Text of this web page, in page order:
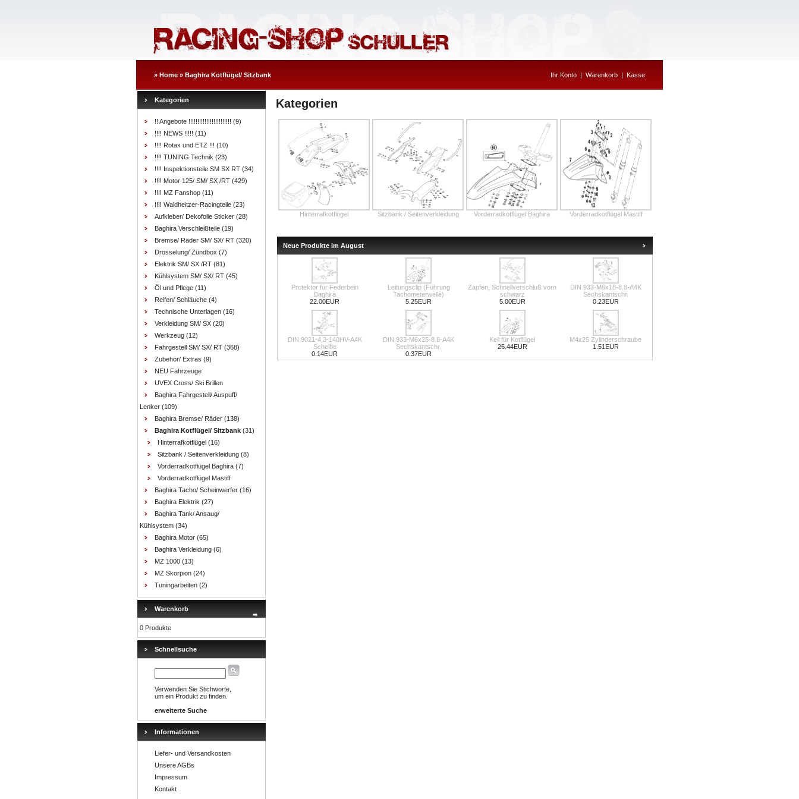
» Home » Baghira Kotflügel/ Sitzbank Ihr Konto | Warenkorb | Kasse
Kategorien
!! Angebote !!!!!!!!!!!!!!!!!!!!!!!! (9)
!!!! NEWS !!!!! (11)
!!!! Rotax und ETZ !!! (10)
!!!! TUNING Technik (23)
!!!! Inspektionsteile SM SX RT (34)
!!!! Motor 125/ SM/ SX /RT (429)
!!!! MZ Fanshop (11)
!!!! Waldheitzer-Racingteile (23)
Aufkleber/ Dekofolie Sticker (28)
Baghira Verschleißteile (19)
Bremse/ Räder SM/ SX/ RT (320)
Drosselung/ Zündbox (7)
Elektrik SM/ SX /RT (81)
Kühlsystem SM/ SX/ RT (45)
Öl und Pflege (11)
Reifen/ Schläuche (4)
Technische Unterlagen (16)
Verkleidung SM/ SX (20)
Werkzeug (12)
Fahrgestell SM/ SX/ RT (368)
Zubehör/ Extras (9)
NEU Fahrzeuge
UVEX Cross/ Ski Brillen
Baghira Fahrgestell/ Auspuff/
Lenker (109)
Baghira Bremse/ Räder (138)
Baghira Kotflügel/ Sitzbank (31)
Hinterrafkotflügel (16)
Sitzbank / Seitenverkleidung (8)
Vorderradkotflügel Baghira (7)
Vorderradkotflügel Mastiff
Baghira Tacho/ Scheinwerfer (16)
Baghira Elektrik (27)
Baghira Tank/ Ansaug/
Kühlsystem (34)
Baghira Motor (65)
Baghira Verkleidung (6)
MZ 1000 (13)
MZ Skorpion (24)
Tuningarbeiten (2)
Warenkorb
0 Produkte
Schnellsuche
Verwenden Sie Stichworte,
um ein Produkt zu finden.
erweiterte Suche
Informationen
Liefer- und Versandkosten
Unsere AGBs
Impressum
Kontakt
Kategorien
Hinterrafkotflügel Sitzbank / Seitenverkleidung Vorderradkotflügel Baghira Vorderradkotflügel Mastiff
Neue Produkte im August
Protektor für Federbein
Baghira
22.00EUR
Leitungsclip (Führung
Tachometerwelle)
5.25EUR
Zapfen, Schnellverschluß vorn
schwarz
5.00EUR
DIN 933-M6x18-8.8-A4K
Sechskantschr.
0.23EUR
DIN 9021-4,3-140HV-A4K
Scheibe
0.14EUR
DIN 933-M6x25-8.8-A4K
Sechskantschr.
0.37EUR
Keil für Kotflügel
26.44EUR
M4x25 Zylinderschraube
1.51EUR